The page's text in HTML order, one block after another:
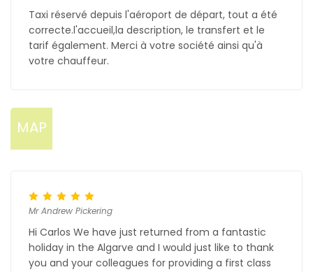
Taxi réservé depuis l'aéroport de départ, tout a été
correcte.l'accueil,la description, le transfert et le
tarif également. Merci à votre société ainsi qu'à
votre chauffeur.
MAP
Mr Andrew Pickering
Hi Carlos We have just returned from a fantastic
holiday in the Algarve and I would just like to thank
you and your colleagues for providing a first class